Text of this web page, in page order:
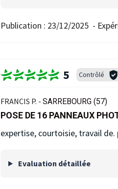
Publication : 23/12/2025 -
5 Contrôlé
FRANCIS P. - SARREBOURG (57)
POSE DE 16 PANNEAUX
expertise, courtoisie, travail
Evaluation détaillée